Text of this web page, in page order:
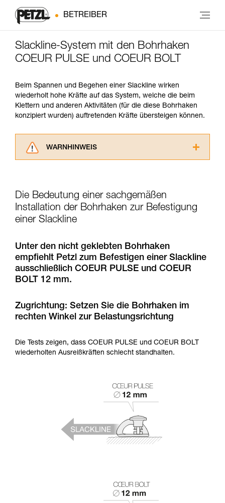
BETREIBER
Slackline-System mit den Bohrhaken
COEUR PULSE und COEUR BOLT
Beim Spannen und Begehen einer Slackline wirken
wiederholt hohe Kräfte auf das System, welche die beim
Klettern und anderen Aktivitäten (für die diese Bohrhaken
konzipiert wurden) auftretenden Kräfte übersteigen können.
WARNHINWEIS
ziehen. Um diese Zusatzinformationen
verstehen zu können, müssen Sie zuerst die in
der Gebrauchsanweisung enthaltenen
entsprechende Ausbildung und ein spezielles
Training voraus. Prüfen Sie zusammen mit
einem Profi, ob Sie in der Lage sind, den
Vorgang alleine sicher zu wiederholen, bevor
verbundenen Techniken. Möglicherweise gibt es
noch andere Techniken, die hier nicht
Die Bedeutung einer sachgemäßen
Installation der Bohrhaken zur Befestigung
einer Slackline
Unter den nicht geklebten Bohrhaken
empfiehlt Petzl zum Befestigen einer Slackline
ausschließlich COEUR PULSE und COEUR
BOLT 12 mm.
Zugrichtung: Setzen Sie die Bohrhaken im
rechten Winkel zur Belastungsrichtung
Die Tests zeigen, dass COEUR PULSE und COEUR BOLT
wiederholten Ausreißkräften schlecht standhalten.